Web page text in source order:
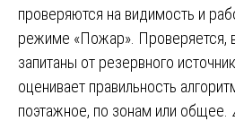
проверяются на видимость и
режиме «Пожар». Проверяется,
запитаны от резервного
оценивает правильность
поэтажное, по зонам или